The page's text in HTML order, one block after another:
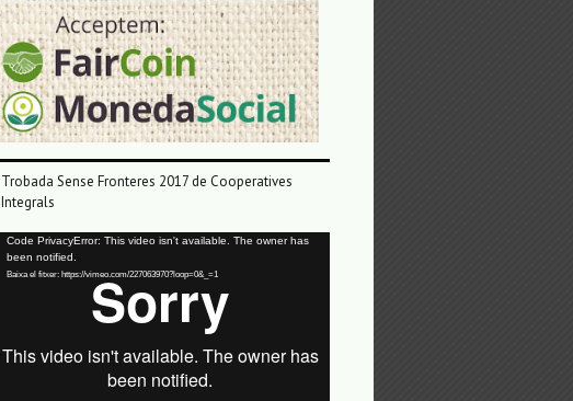
Trobada Sense Fronteres 2017 de Cooperatives
Integrals
Code PrivacyError: This video isn't available. The owner has
been notified.
Baixa el fitxer: https://vimeo.com/227063970?loop=0&_=1